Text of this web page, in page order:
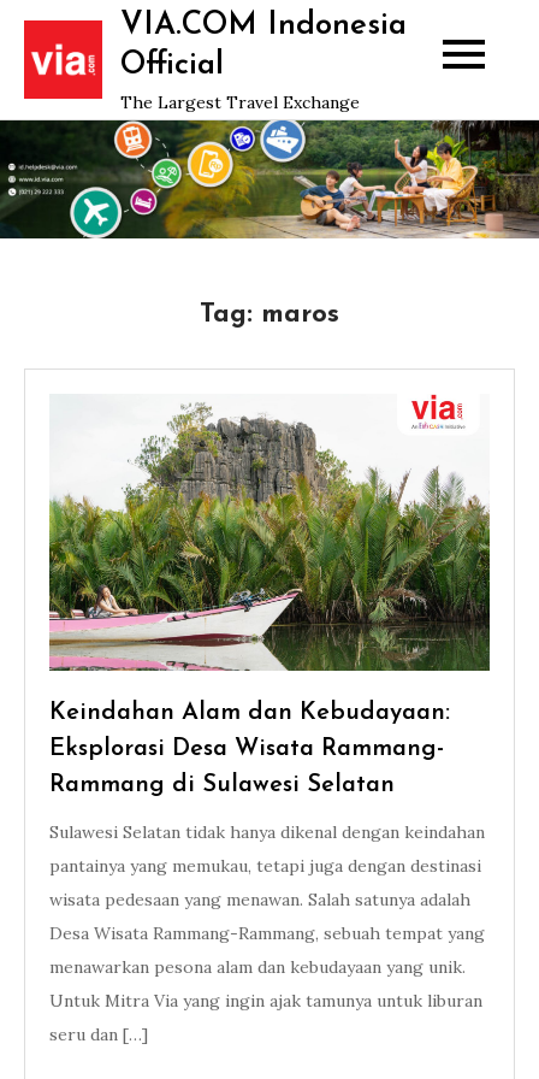
Skip
content
VIA.COM Indonesia
Official
The Largest Travel Exchange
Tag: maros
Keindahan Alam dan Kebudayaan:
Eksplorasi Desa Wisata Rammang-
Rammang di Sulawesi Selatan
Sulawesi Selatan tidak hanya dikenal dengan keindahan
pantainya yang memukau, tetapi juga dengan destinasi
wisata pedesaan yang menawan. Salah satunya adalah
Desa Wisata Rammang-Rammang, sebuah tempat yang
menawarkan pesona alam dan kebudayaan yang unik.
Untuk Mitra Via yang ingin ajak tamunya untuk liburan
seru dan […]